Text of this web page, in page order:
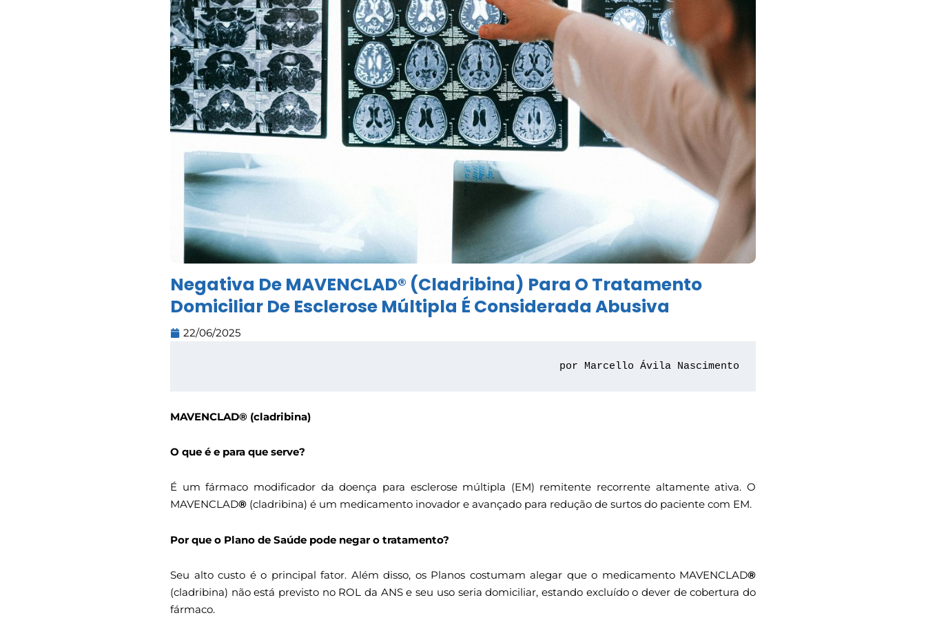
Negativa De MAVENCLAD® (Cladribina) Para O Tratamento
Domiciliar De Esclerose Múltipla É Considerada Abusiva
22/06/2025
por Marcello Ávila Nascimento
MAVENCLAD® (cladribina)
O que é e para que serve?
É um fármaco modificador da doença para esclerose múltipla (EM) remitente recorrente altamente ativa. O
MAVENCLAD® (cladribina) é um medicamento inovador e avançado para redução de surtos do paciente com EM.
Por que o Plano de Saúde pode negar o tratamento?
Seu alto custo é o principal fator. Além disso, os Planos costumam alegar que o medicamento MAVENCLAD®
(cladribina) não está previsto no ROL da ANS e seu uso seria domiciliar, estando excluído o dever de cobertura do
fármaco.